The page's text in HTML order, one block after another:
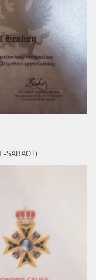
-SABAOT)